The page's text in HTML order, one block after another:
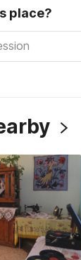
place?